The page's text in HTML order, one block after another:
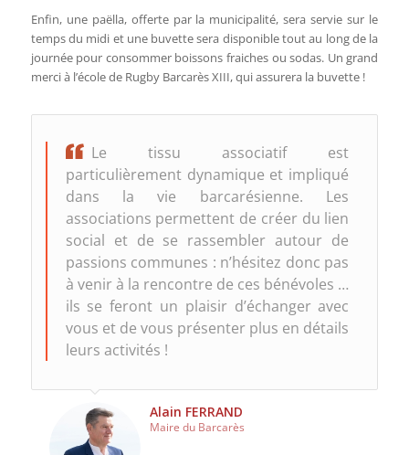
Enfin, une paëlla, offerte par la municipalité, sera servie sur le
temps du midi et une buvette sera disponible tout au long de la
journée pour consommer boissons fraiches ou sodas. Un grand
merci à l’école de Rugby Barcarès XIII, qui assurera la buvette !
Le tissu associatif est
particulièrement dynamique et impliqué
dans la vie barcarésienne. Les
associations permettent de créer du lien
social et de se rassembler autour de
passions communes : n’hésitez donc pas
à venir à la rencontre de ces bénévoles …
ils se feront un plaisir d’échanger avec
vous et de vous présenter plus en détails
leurs activités !
Alain FERRAND
Maire du Barcarès